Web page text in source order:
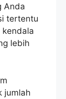
Anda
tertentu
kendala
lebih
jumlah